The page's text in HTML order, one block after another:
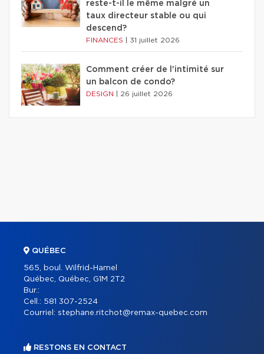
reste-t-il le même malgré un
taux directeur stable ou qui
descend?
FINANCES 31 juillet 2026
Comment créer de l'intimité sur
un balcon de condo?
DESIGN 26 juillet 2026
QUÉBEC
565, boul. Wilfrid-Hamel
Québec, Québec, G1M 2T2
Bur.:
Cell.: 581 307-2524
Courriel: stephane.ritchot@remax-quebec.com
RESTONS EN CONTACT